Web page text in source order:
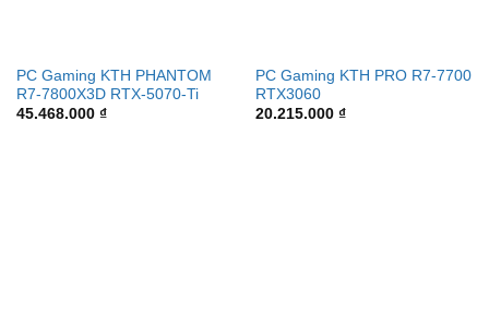
PC Gaming KTH PHANTOM
R7-7800X3D RTX-5070-Ti
45.468.000 ₫
PC Gaming KTH PRO R7-7700
RTX3060
20.215.000 ₫